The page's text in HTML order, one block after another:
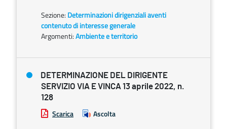
Sezione: Determinazioni dirigenziali aventi
contenuto di interesse generale
Argomenti:Ambiente e territorio
DETERMINAZIONE DEL DIRIGENTE
SERVIZIO VIA E VINCA 13 aprile 2022, n.
128
Scarica Ascolta